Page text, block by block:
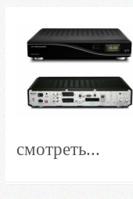
смотреть...